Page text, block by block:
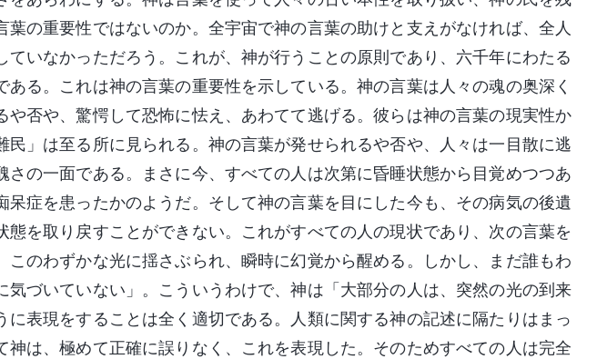
葉の重要性ではないのか。全宇宙で神の言葉の助けと支えがなければ、全人
いなかっただろう。これが、神が行うことの原則であり、六千年にわたる
る。これは神の言葉の重要性を示している。神の言葉は人々の魂の奥深く
や否や、驚愕して恐怖に怯え、あわてて逃げる。彼らは神の言葉の現実性か
民」は至る所に見られる。神の言葉が発せられるや否や、人々は一目散に逃
の一面である。まさに今、すべての人は次第に昏睡状態から目覚めつつあ
呆症を患ったかのようだ。そして神の言葉を目にした今も、その病気の後遺
を取り戻すことができない。これがすべての人の現状であり、次の言葉を
のわずかな光に揺さぶられ、瞬時に幻覚から醒める。しかし、まだ誰もわ
気づいていない」。こういうわけで、神は「大部分の人は、突然の光の到来
表現をすることは全く適切である。人類に関する神の記述に隔たりはまっ
は、極めて正確に誤りなく、これを表現した。そのためすべての人は完全